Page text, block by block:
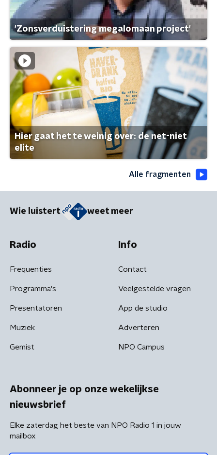
'Zonsverduistering megalomaan project'
Hier gaat het te weinig over: de net-niet
elite
Alle fragmenten
Wie luistert weet meer
Radio
Frequenties
Programma's
Presentatoren
Muziek
Gemist
Info
Contact
Veelgestelde vragen
App de studio
Adverteren
NPO Campus
Abonneer je op onze wekelijkse
nieuwsbrief
Elke zaterdag het beste van NPO Radio 1 in jouw
mailbox